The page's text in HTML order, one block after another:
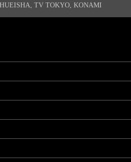
TV TOKYO, KONAMI